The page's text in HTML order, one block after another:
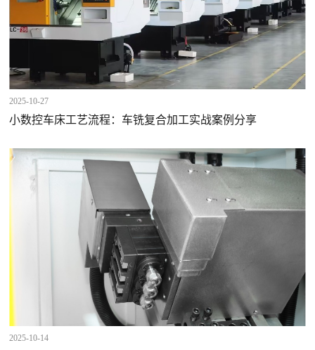
2025-10-27
小数控车床工艺流程：车铣复合加工实战案例分享
2025-10-14